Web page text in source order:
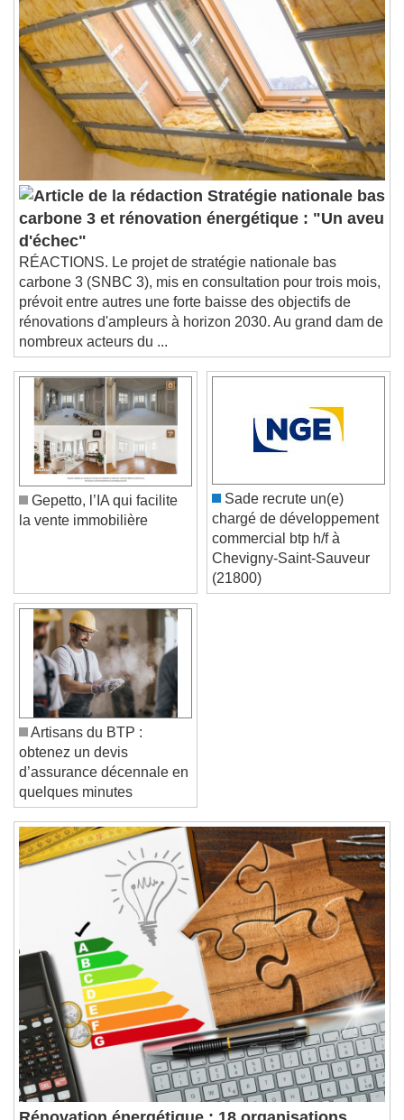
Descriptions
descriptions off , selected
Subtitles
subtitles settings, opens subtitles
settings dialog
subtitles off, selected
Audio Track
Picture-in-Picture
Fullscreen
This is a modal window.
Beginning of dialog window. Escape will cancel
and close the window.
Text
Color Opacity
Text Background
Color Opacity
Caption Area Background
Color Opacity
Font Size
Text Edge Style
Font Family
Reset
Done
Close Modal Dialog
End of dialog window.
Stratégie nationale bas
carbone 3 et rénovation énergétique : "Un aveu
d'échec"
RÉACTIONS. Le projet de stratégie nationale bas
carbone 3 (SNBC 3), mis en consultation pour trois mois,
prévoit entre autres une forte baisse des objectifs de
rénovations d'ampleurs à horizon 2030. Au grand dam de
nombreux acteurs du ...
Gepetto, l’IA qui facilite
Sade recrute un(e)
chargé de développement
commercial btp h/f à
Chevigny-Saint-Sauveur
(21800)
Artisans du BTP :
obtenez un devis
d’assurance décennale en
quelques minutes